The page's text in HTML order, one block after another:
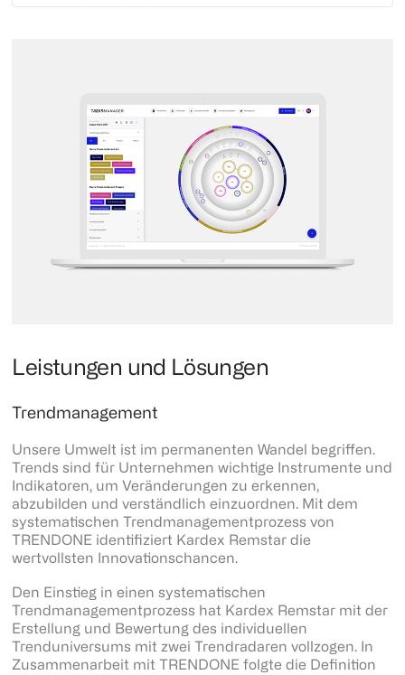
Leistungen und Lösungen
Trendmanagement
Unsere Umwelt ist im permanenten Wandel begriffen.
Trends sind für Unternehmen wichtige Instrumente und
Indikatoren, um Veränderungen zu erkennen,
abzubilden und verständlich einzuordnen. Mit dem
systematischen Trendmanagementprozess von
TRENDONE identifiziert Kardex Remstar die
wertvollsten Innovationschancen.
Den Einstieg in einen systematischen
Trendmanagementprozess hat Kardex Remstar mit der
Erstellung und Bewertung des individuellen
Trenduniversums mit zwei Trendradaren vollzogen. In
Zusammenarbeit mit TRENDONE folgte die Definition